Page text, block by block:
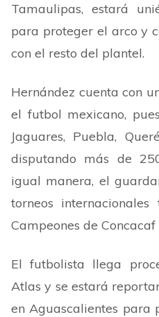
Tamaulipas, estará
para proteger el arco y
con el resto del plantel.
Hernández cuenta con
el futbol mexicano,
Jaguares, Puebla,
disputando más de
igual manera, el
torneos
Campeones de
El futbolista llega
Atlas y se estará
en Aguascalientes para